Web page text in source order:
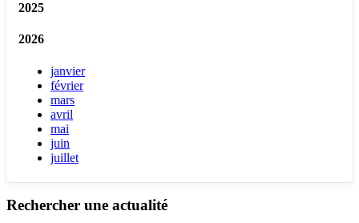
2025
2026
janvier
février
mars
avril
mai
juin
juillet
Rechercher une actualité